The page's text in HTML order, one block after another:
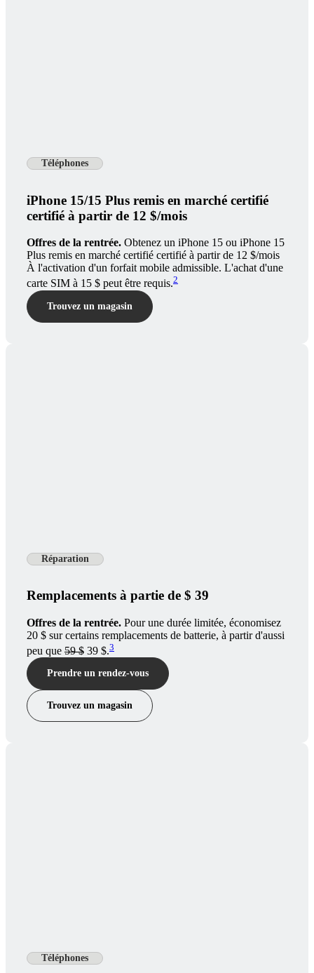
Téléphones
iPhone 15/15 Plus remis en marché certifié
certifié à partir de 12 $/mois
Offres de la rentrée. Obtenez un iPhone 15 ou iPhone 15
Plus remis en marché certifié certifié à partir de 12 $/mois
À l'activation d'un forfait mobile admissible. L'achat d'une
carte SIM à 15 $ peut être requis.2
Trouvez un magasin
Réparation
Remplacements à partie de $ 39
Offres de la rentrée. Pour une durée limitée, économisez
20 $ sur certains remplacements de batterie, à partir d'aussi
peu que 59 $ 39 $.3
Prendre un rendez-vous
Trouvez un magasin
Téléphones